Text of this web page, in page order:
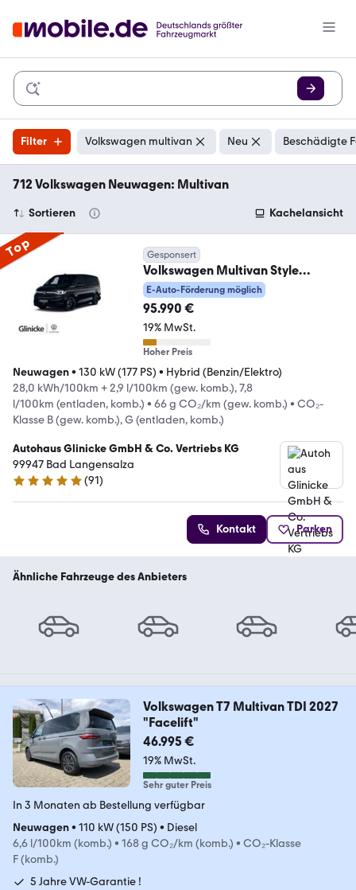
Filter Volkswagen multivan Neu Beschädigte
712 Volkswagen Neuwagen: Multivan
Sortieren Kachelansicht
Top Gesponsert
Volkswagen Multivan Style
4MOTION 130 kW 1,5 l eHybrid
DSG
E-Auto-Förderung möglich
95.990 €
19% MwSt.
Hoher Preis
Neuwagen• 130 kW (177 PS) • Hybrid (Benzin/Elektro)
28,0 kWh/100km + 2,9 l/100km (gew. komb.), 7,8
l/100km (entladen, komb.) • 66 g CO₂/km (gew. komb.) • CO₂-
Klasse B (gew. komb.), G (entladen, komb.)
Autohaus Glinicke GmbH & Co. Vertriebs KG
99947 Bad Langensalza
5 Sterne
(91)
Kontakt Parken
Ähnliche Fahrzeuge des Anbieters
Volkswagen T7 Multivan TDI 2027
"Facelift"
46.995 €
19% MwSt.
Sehr guter Preis
In 3 Monaten ab Bestellung verfügbar
Neuwagen• 110 kW (150 PS) • Diesel
6,6 l/100km (komb.) • 168 g CO₂/km (komb.) • CO₂-Klasse
F (komb.)
5 Jahre VW-Garantie !